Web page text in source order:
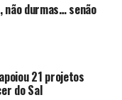
não durmas… senão
21 projetos
do Sal